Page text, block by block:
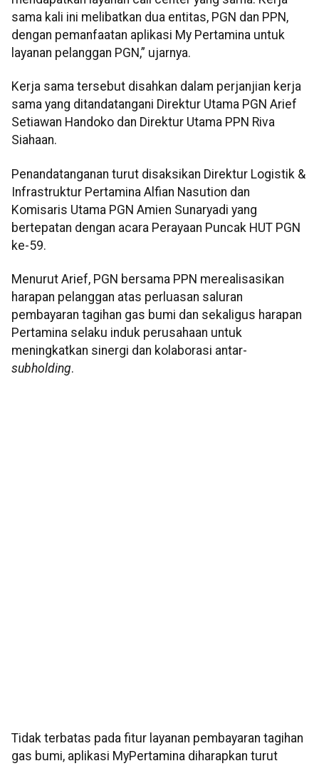
sama kali ini melibatkan dua entitas, PGN dan PPN,
dengan pemanfaatan aplikasi My Pertamina untuk
layanan pelanggan PGN,” ujarnya.
Kerja sama tersebut disahkan dalam perjanjian kerja
sama yang ditandatangani Direktur Utama PGN Arief
Setiawan Handoko dan Direktur Utama PPN Riva
Siahaan.
Penandatanganan turut disaksikan Direktur Logistik &
Infrastruktur Pertamina Alfian Nasution dan
Komisaris Utama PGN Amien Sunaryadi yang
bertepatan dengan acara Perayaan Puncak HUT PGN
ke-59.
Menurut Arief, PGN bersama PPN merealisasikan
harapan pelanggan atas perluasan saluran
pembayaran tagihan gas bumi dan sekaligus harapan
Pertamina selaku induk perusahaan untuk
meningkatkan sinergi dan kolaborasi antar-
subholding.
Tidak terbatas pada fitur layanan pembayaran tagihan
gas bumi, aplikasi MyPertamina diharapkan turut